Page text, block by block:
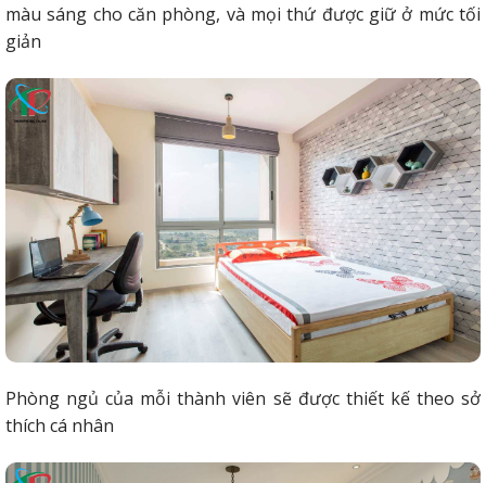
màu sáng cho căn phòng, và mọi thứ được giữ ở mức tối
giản
Phòng ngủ của mỗi thành viên sẽ được thiết kế theo sở
thích cá nhân